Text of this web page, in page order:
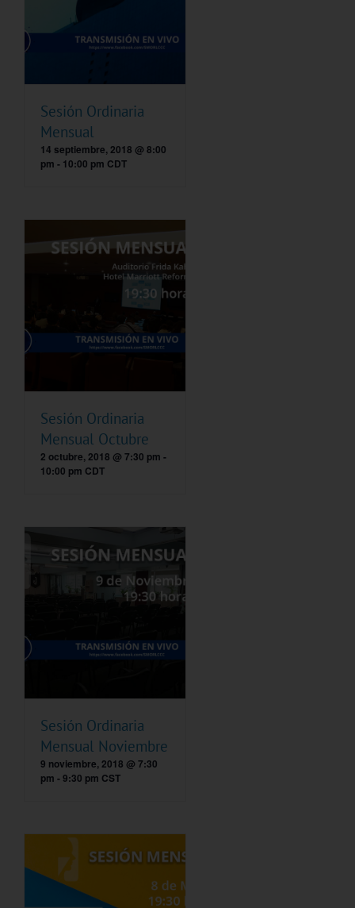
Sesión Ordinaria
Mensual
14 septiembre, 2018 @ 8:00
pm - 10:00 pm CDT
Sesión Ordinaria
Mensual Octubre
2 octubre, 2018 @ 7:30 pm -
10:00 pm CDT
Sesión Ordinaria
Mensual Noviembre
9 noviembre, 2018 @ 7:30
pm -9:30 pm CST